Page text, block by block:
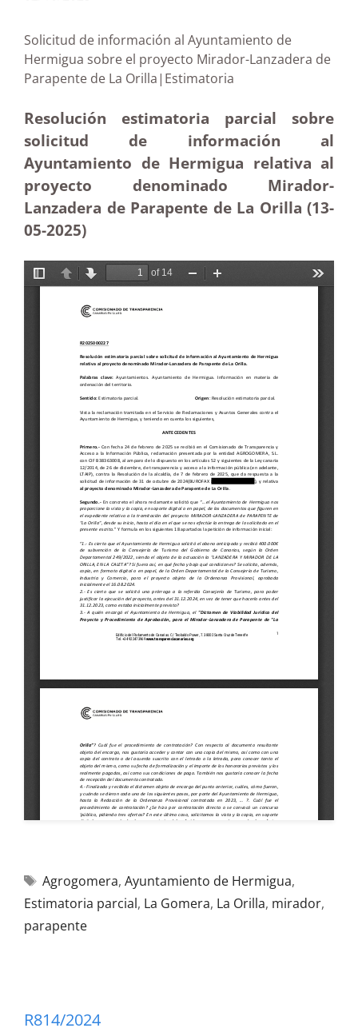
Solicitud de información al Ayuntamiento de
Hermigua sobre el proyecto Mirador-Lanzadera de
Parapente de La Orilla|Estimatoria
Resolución estimatoria parcial sobre
solicitud de información al
Ayuntamiento de Hermigua relativa al
proyecto denominado Mirador-
Lanzadera de Parapente de La Orilla (13-
05-2025)
Agrogomera, Ayuntamiento de Hermigua,
Estimatoria parcial, La Gomera, La Orilla, mirador,
parapente
R814/2024